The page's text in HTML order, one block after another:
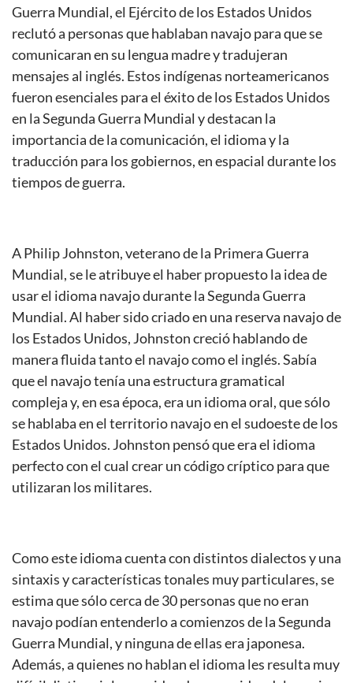
Guerra Mundial, el Ejército de los Estados Unidos
reclutó a personas que hablaban navajo para que se
comunicaran en su lengua madre y tradujeran
mensajes al inglés. Estos indígenas norteamericanos
fueron esenciales para el éxito de los Estados Unidos
en la Segunda Guerra Mundial y destacan la
importancia de la comunicación, el idioma y la
traducción para los gobiernos, en espacial durante los
tiempos de guerra.
A Philip Johnston, veterano de la Primera Guerra
Mundial, se le atribuye el haber propuesto la idea de
usar el idioma navajo durante la Segunda Guerra
Mundial. Al haber sido criado en una reserva navajo de
los Estados Unidos, Johnston creció hablando de
manera fluida tanto el navajo como el inglés. Sabía
que el navajo tenía una estructura gramatical
compleja y, en esa época, era un idioma oral, que sólo
se hablaba en el territorio navajo en el sudoeste de los
Estados Unidos. Johnston pensó que era el idioma
perfecto con el cual crear un código críptico para que
utilizaran los militares.
Como este idioma cuenta con distintos dialectos y una
sintaxis y características tonales muy particulares, se
estima que sólo cerca de 30 personas que no eran
navajo podían entenderlo a comienzos de la Segunda
Guerra Mundial, y ninguna de ellas era japonesa.
Además, a quienes no hablan el idioma les resulta muy